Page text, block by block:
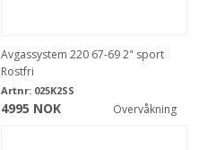
Avgassystem 220 67-69 2" sport
Rostfri
Artnr: 025K2SS
4995 NOK Overvåkning